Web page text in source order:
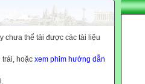
chưa thể tải được các tài liệu
trái, hoặc xem phim hướng dẫn